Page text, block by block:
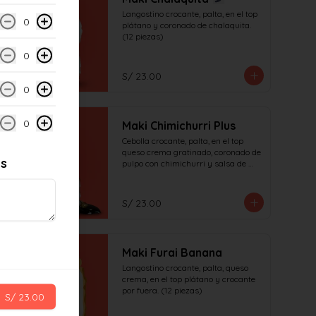
Langostino crocante, palta, en el top
plátano y coronado de chalaquita.
(12 piezas)
S/ 23.00
Maki Chimichurri Plus
Cebolla crocante, palta, en el top
queso crema gratinado, coronado de
pulpo con chimichurri y salsa de
S/ 23.00
Maki Furai Banana
Langostino crocante, palta, queso
crema, en el top plátano y crocante
por fuera. (12 piezas)
0
0
0
0
S/ 23.00